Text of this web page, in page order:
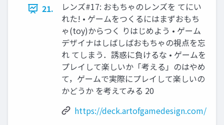
21.
レンズ#17: おもちゃのレンズを てにい
れた! • ゲームをつくるにはまずおもち
ゃ(toy)からつく りはじめよう • ゲーム
デザイナはしばしばおもちゃの視点を忘
れ てしまう．誘惑に負けるな • ゲームを
プレイして楽しいか「考える」のはやめ
て，ゲームで実際にプレイして楽しいの
かどうか を考えてみる 20
https://deck.artofgamedesign.com/